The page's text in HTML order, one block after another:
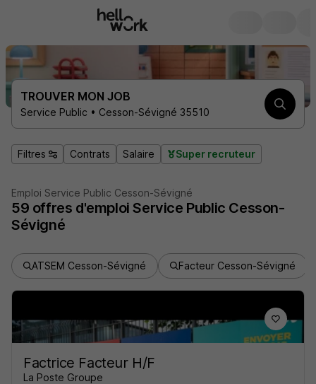
TROUVER MON JOB
Service Public • Cesson-Sévigné 35510
Filtres Contrats Salaire Super recruteur
Emploi Service Public Cesson-Sévigné
59 offres d'emploi Service Public Cesson-
Sévigné
ATSEM Cesson-Sévigné Facteur Cesson-Sévigné
Factrice Facteur H/F
La Poste Groupe